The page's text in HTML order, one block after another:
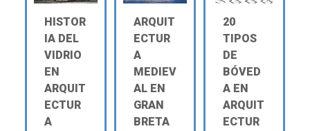
HISTOR
IA DEL
VIDRIO
EN
ARQUIT
ECTUR
A
ARQUIT
ECTUR
A
MEDIEV
AL EN
GRAN
BRETA
20
TIPOS
DE
BÓVED
A EN
ARQUIT
ECTUR